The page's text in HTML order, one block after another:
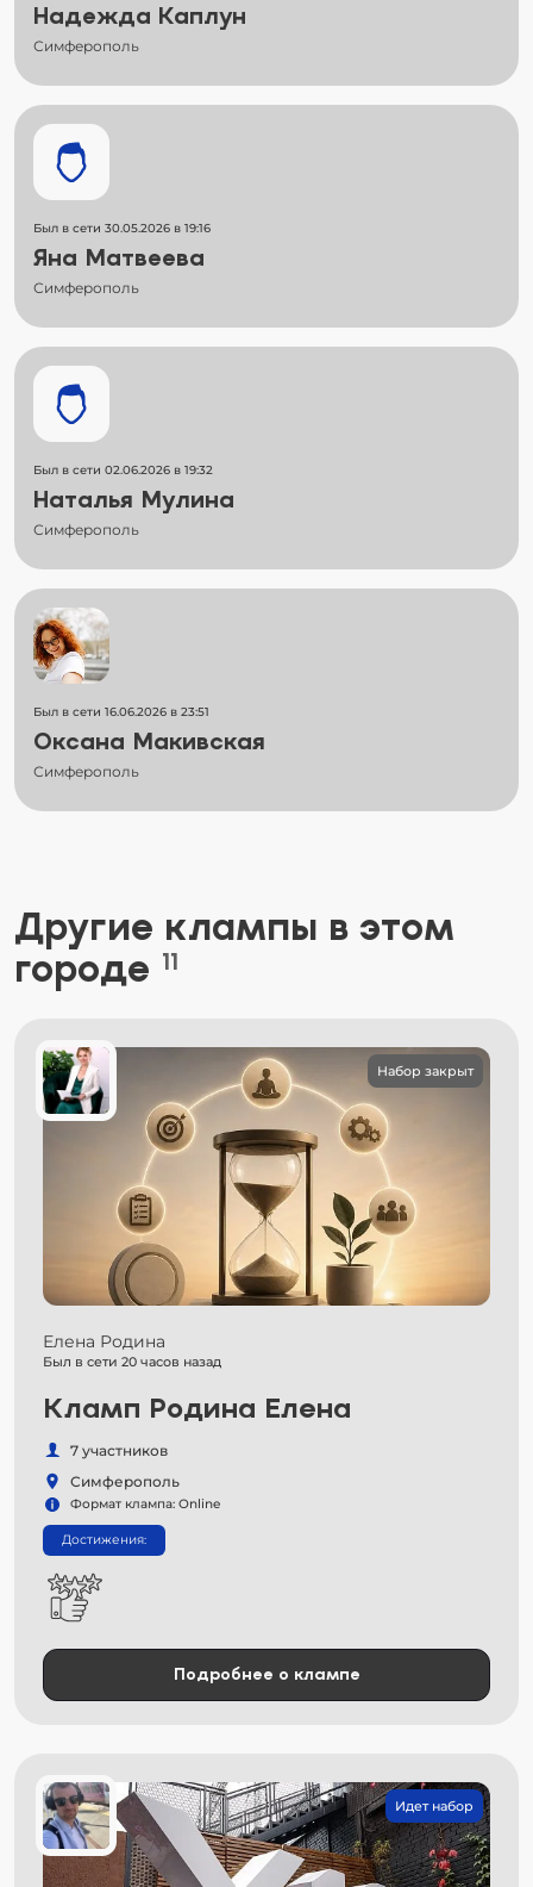
Надежда Каплун
Симферополь
Был в сети 30.05.2026 в 19:16
Яна Матвеева
Симферополь
Был в сети 02.06.2026 в 19:32
Наталья Мулина
Симферополь
Был в сети 16.06.2026 в 23:51
Оксана Макивская
Симферополь
Другие клампы в этом
городе 11
Набор закрыт
Елена Родина
Был в сети 20 часов назад
Кламп Родина Елена
7 участников
Симферополь
Формат клампа: Online
Достижения:
Подробнее о клампе
Идет набор